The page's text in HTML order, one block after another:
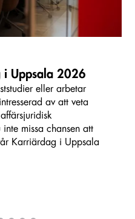
i Uppsala 2026
eller arbetar
av att veta
missa chansen att
Karriärdag i Uppsala